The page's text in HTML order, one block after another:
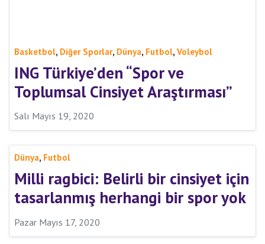
Basketbol, Diğer Sporlar, Dünya, Futbol, Voleybol
ING Türkiye’den “Spor ve
Toplumsal Cinsiyet Araştırması”
Salı Mayıs 19, 2020
Dünya, Futbol
Milli ragbici: Belirli bir cinsiyet için
tasarlanmış herhangi bir spor yok
Pazar Mayıs 17, 2020